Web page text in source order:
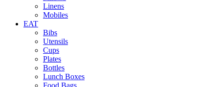
Linens
Mobiles
EAT
Bibs
Utensils
Cups
Plates
Bottles
Lunch Boxes
Food Bags